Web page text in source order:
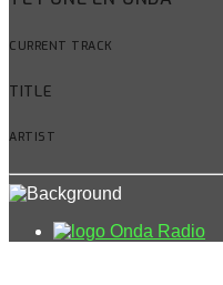
CURRENT TRACK
TITLE
ARTIST
Onda Radio